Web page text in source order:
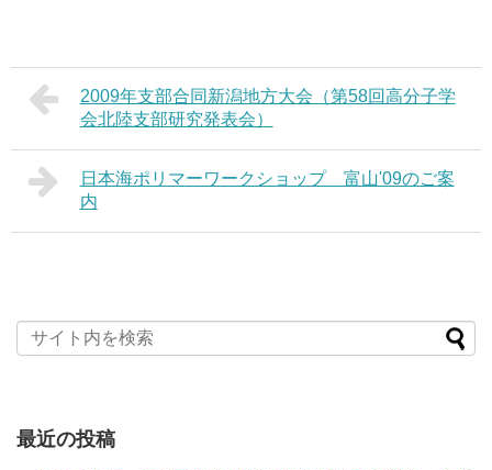
2009年支部合同新潟地方大会（第58回高分子学
会北陸支部研究発表会）
日本海ポリマーワークショップ 富山'09のご案
内
最近の投稿